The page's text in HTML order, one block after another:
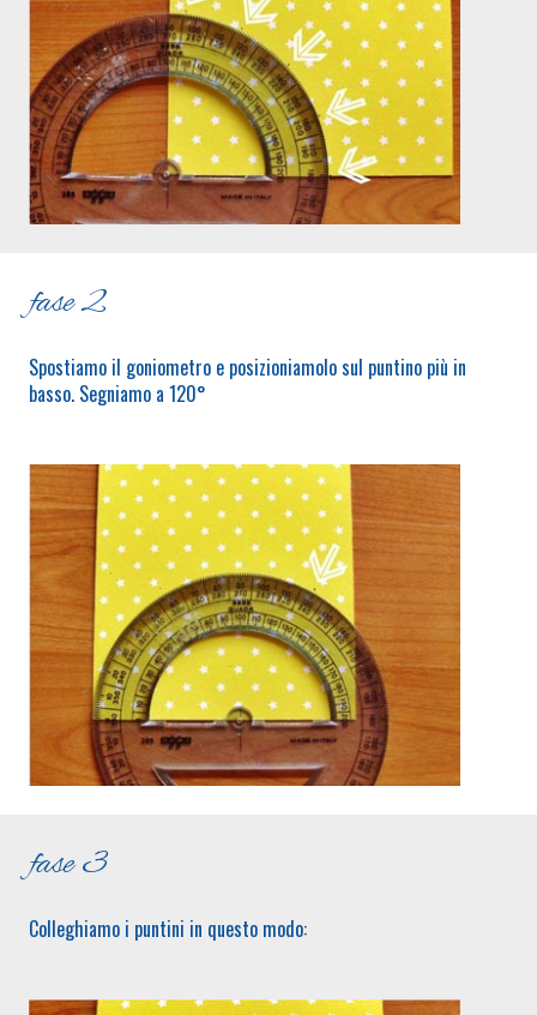
fase 2
Spostiamo il goniometro e posizioniamolo sul puntino più in
basso. Segniamo a 120°
fase 3
Colleghiamo i puntini in questo modo: